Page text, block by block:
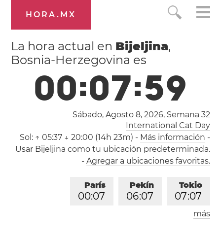
HORA.MX
La hora actual en Bijeljina,
Bosnia-Herzegovina es
00:08:00
Sábado, Agosto 8, 2026, Semana 32
International Cat Day
Sol: ↑ 05:37 ↓ 20:00 (14h 23m) - Más información -
Usar Bijeljina como tu ubicación predeterminada.
- Agregar a ubicaciones favoritas.
Tokio
07:08
Pekín
06:08
París
00:08
Londres
más